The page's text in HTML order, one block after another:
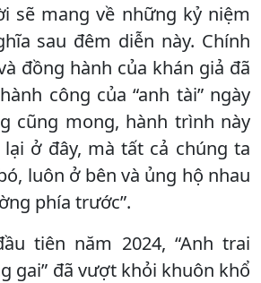
sẽ mang về những kỷ niệm
sau đêm diễn này. Chính
đồng hành của khán giả đã
công của “anh tài” ngày
cũng mong, hành trình này
ở đây, mà tất cả chúng ta
luôn ở bên và ủng hộ nhau
phía trước”.
tiên năm 2024, “Anh trai
gai” đã vượt khỏi khuôn khổ